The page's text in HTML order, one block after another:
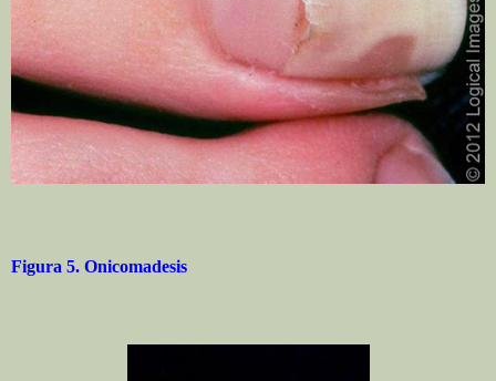
Figura 5. Onicomadesis